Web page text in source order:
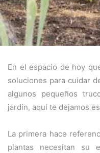
En el espacio de hoy
soluciones para cuidar
algunos pequeños
jardín, aquí te dejamos
La primera hace
plantas necesitan su